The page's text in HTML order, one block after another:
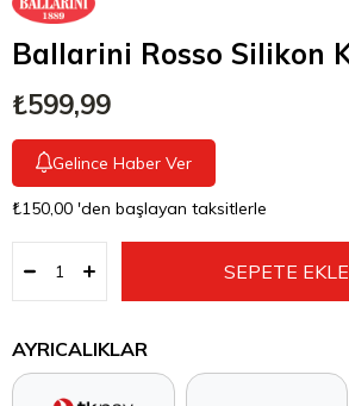
Ballarini Rosso Silikon
₺599,99
Gelince Haber Ver
₺150,00 'den başlayan taksitlerle
AYRICALIKLAR